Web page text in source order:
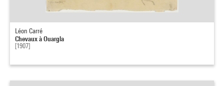
Léon Carré
Chevaux à Ouargla
[1907]